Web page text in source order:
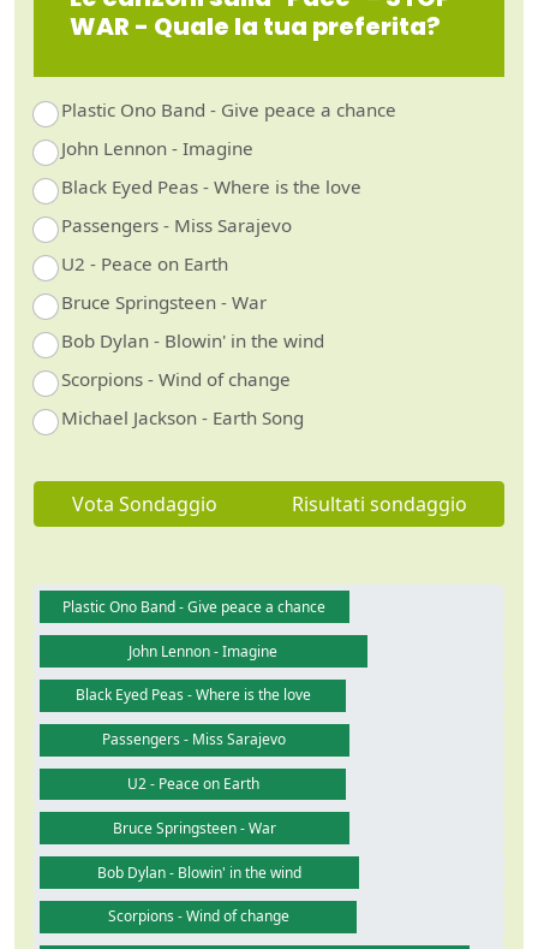
WAR - Quale la tua preferita?
Plastic Ono Band - Give peace a chance
John Lennon - Imagine
Black Eyed Peas - Where is the love
Passengers - Miss Sarajevo
U2 - Peace on Earth
Bruce Springsteen - War
Bob Dylan - Blowin' in the wind
Scorpions - Wind of change
Michael Jackson - Earth Song
Vota Sondaggio Risultati sondaggio
Plastic Ono Band - Give peace a chance
John Lennon - Imagine
Black Eyed Peas - Where is the love
Passengers - Miss Sarajevo
U2 - Peace on Earth
Bruce Springsteen - War
Bob Dylan - Blowin' in the wind
Scorpions - Wind of change